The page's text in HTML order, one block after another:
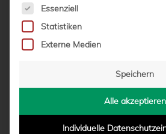
YOUNGSTARS MÜSSEN SICH
GEBEN
vonMoritz Schwegmann|
Es folgt eine Liste der Service-
Essenziell
Statistiken
Externe Medien
Speichern
Alle akzeptieren
Individuelle